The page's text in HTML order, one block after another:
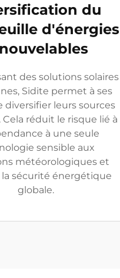
du
d'énergies
des solutions solaires
Sidite permet à ses
diversifier leurs sources
réduit le risque lié à
à une seule
sensible aux
météorologiques et
la sécurité énergétique
globale.